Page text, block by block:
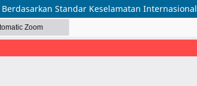
Standar Keselamatan Internasional